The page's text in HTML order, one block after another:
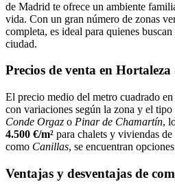
de Madrid te ofrece un ambiente
vida. Con un gran número de zonas
completa, es ideal para quienes
ciudad.
Precios de venta en
El precio medio del metro cuadrado
con variaciones según la zona y el
Conde Orgaz o Pinar de Chamartín,
4.500 €/m² para chalets y viviendas
como Canillas, se encuentran
Ventajas y desventajas de